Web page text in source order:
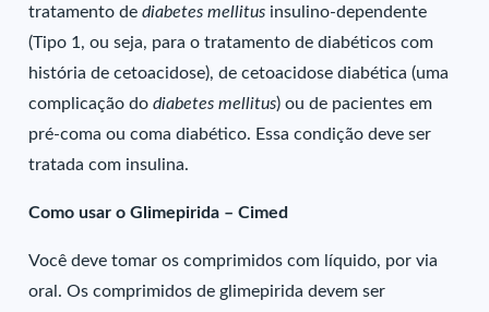
tratamento dediabetes mellitus insulino-dependente
(Tipo 1, ou seja, para o tratamento de diabéticos com
história de cetoacidose), de cetoacidose diabética (uma
complicação dodiabetes mellitus) ou de pacientes em
pré-coma ou coma diabético. Essa condição deve ser
tratada com insulina.
Como usar o Glimepirida – Cimed
Você deve tomar os comprimidos com líquido, por via
oral. Os comprimidos de glimepirida devem ser